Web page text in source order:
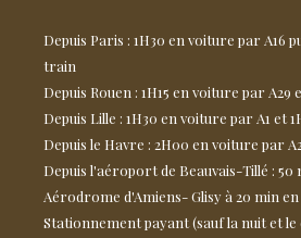
Depuis Paris : 1H30 en voiture par A16
train
Depuis Rouen : 1H15 en voiture par A29
Depuis Lille : 1H30 en voiture par A1 et
Depuis le Havre : 2H00 en voiture par
Depuis l'aéroport de Beauvais-Tillé : 50
Aérodrome d'Amiens- Glisy à 20 min
Stationnement payant (sauf la nuit et le